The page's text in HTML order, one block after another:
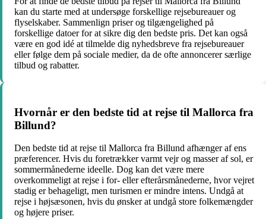
kan du starte med at undersøge forskellige rejsebureauer og
flyselskaber. Sammenlign priser og tilgængelighed på
forskellige datoer for at sikre dig den bedste pris. Det kan også
være en god idé at tilmelde dig nyhedsbreve fra rejsebureauer
eller følge dem på sociale medier, da de ofte annoncerer særlige
tilbud og rabatter.
Hvornår er den bedste tid at rejse til Mallorca fra
Billund?
Den bedste tid at rejse til Mallorca fra Billund afhænger af ens
præferencer. Hvis du foretrækker varmt vejr og masser af sol, er
sommermånederne ideelle. Dog kan det være mere
overkommeligt at rejse i for- eller efterårsmånederne, hvor vejret
stadig er behageligt, men turismen er mindre intens. Undgå at
rejse i højsæsonen, hvis du ønsker at undgå store folkemængder
og højere priser.